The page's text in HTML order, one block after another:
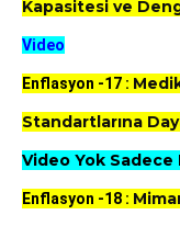
Kapasitesi ve
Video
Enflasyon -17 :
Standartlarına
Video Yok Sadece
Enflasyon -18 :